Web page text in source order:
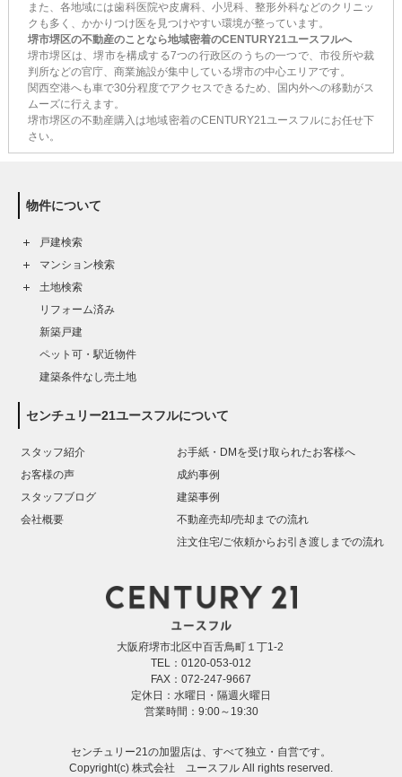
また、各地域には歯科医院や皮膚科、小児科、整形外科などのクリニッ
クも多く、かかりつけ医を見つけやすい環境が整っています。
堺市堺区の不動産のことなら地域密着のCENTURY21ユースフルへ
堺市堺区は、堺市を構成する7つの行政区のうちの一つで、市役所や裁
判所などの官庁、商業施設が集中している堺市の中心エリアです。
関西空港へも車で30分程度でアクセスできるため、国内外への移動がス
ムーズに行えます。
堺市堺区の不動産購入は地域密着のCENTURY21ユースフルにお任せ下
さい。
物件について
戸建検索
マンション検索
土地検索
リフォーム済み
新築戸建
ペット可・駅近物件
建築条件なし売土地
センチュリー21ユースフルについて
スタッフ紹介
お客様の声
スタッフブログ
会社概要
お手紙・DMを受け取られたお客様へ
成約事例
建築事例
不動産売却/売却までの流れ
注文住宅/ご依頼からお引き渡しまでの流れ
大阪府堺市北区中百舌鳥町１丁1-2
TEL：0120-053-012
FAX：072-247-9667
定休日：水曜日・隔週火曜日
営業時間：9:00～19:30
センチュリー21の加盟店は、すべて独立・自営です。
Copyright(c) 株式会社 ユースフル All rights reserved.